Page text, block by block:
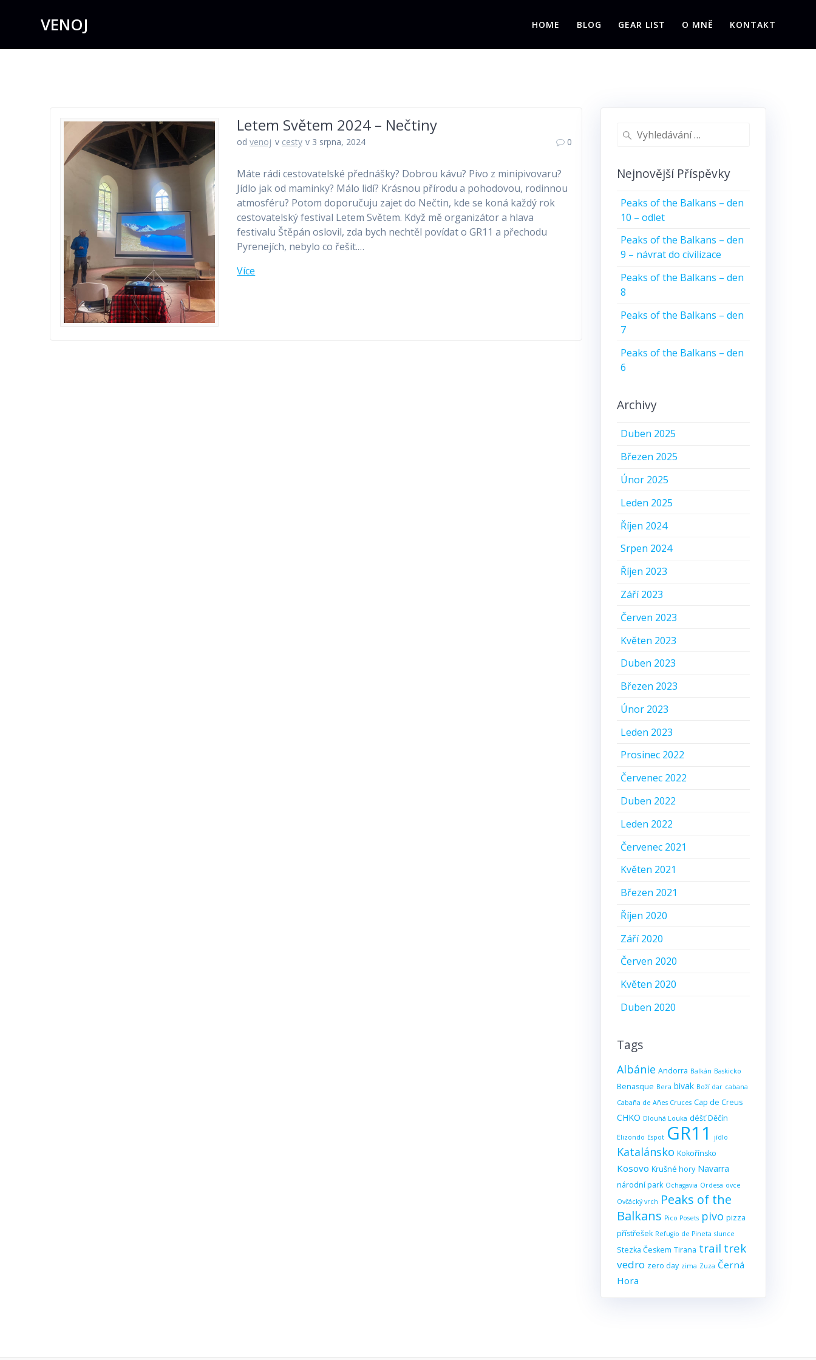
VENOJ HOME BLOG GEAR LIST O MNĚ KONTAKT
Letem Světem 2024 – Nečtiny
odvenoj v cesty v 3 srpna, 2024 0
Máte rádi cestovatelské přednášky? Dobrou kávu? Pivo z minipivovaru?
Jídlo jak od maminky? Málo lidí? Krásnou přírodu a pohodovou, rodinnou
atmosféru? Potom doporučuju zajet do Nečtin, kde se koná každý rok
cestovatelský festival Letem Světem. Když mě organizátor a hlava
festivalu Štěpán oslovil, zda bych nechtěl povídat o GR11 a přechodu
Pyrenejích, nebylo co řešit.…
Více
Vyhledat:
Nejnovější Příspěvky
Peaks of the Balkans – den
10 – odlet
Peaks of the Balkans – den
9 – návrat do civilizace
Peaks of the Balkans – den
8
Peaks of the Balkans – den
7
Peaks of the Balkans – den
6
Archivy
Duben 2025
Březen 2025
Únor 2025
Leden 2025
Říjen 2024
Srpen 2024
Říjen 2023
Září 2023
Červen 2023
Květen 2023
Duben 2023
Březen 2023
Únor 2023
Leden 2023
Prosinec 2022
Červenec 2022
Duben 2022
Leden 2022
Červenec 2021
Květen 2021
Březen 2021
Říjen 2020
Září 2020
Červen 2020
Květen 2020
Duben 2020
Tags
Albánie Andorra Balkán Baskicko
Benasque Bera bivak Boží dar cabana
Cabaña de Añes Cruces Cap de Creus
CHKO Dlouhá Louka déšť Děčín
Elizondo Espot GR11 jídlo
Katalánsko Kokořínsko
Kosovo Krušné hory Navarra
národní park Ochagavia Ordesa ovce
Ovčácký vrch Peaks of the
Balkans Pico Posets pivo pizza
přístřešek Refugio de Pineta slunce
Stezka Českem Tirana trail trek
vedro zero day zima Zuza Černá
Hora